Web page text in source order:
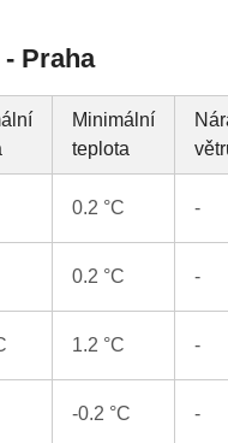
Praha
Minimální
teplota
0.2 °C -
0.2 °C -
1.2 °C -
-0.2 °C -